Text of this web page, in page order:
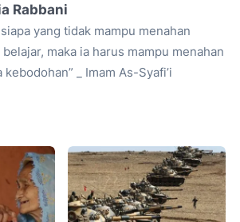
Rabbani
yang tidak mampu menahan
maka ia harus mampu menahan
kebodohan” _ Imam As-Syafi’i